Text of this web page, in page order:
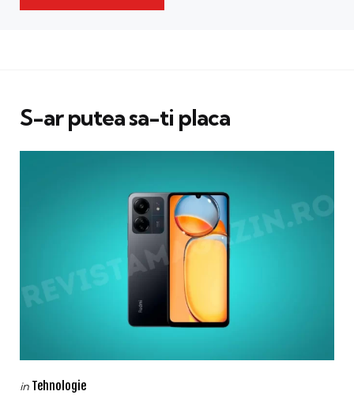
S-ar putea sa-ti placa
Categories
Posted
in Tehnologie